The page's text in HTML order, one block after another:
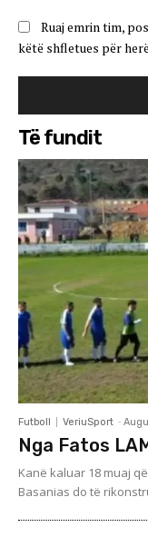
Ruaj emrin tim,
këtë shfletues për
Të fundit
Futboll VeriuSport -
Nga Fatos
Kanë kaluar 18 muaj
Basanias do të